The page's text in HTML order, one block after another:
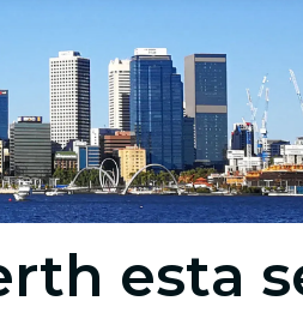
y ciudades
Paulo
esta